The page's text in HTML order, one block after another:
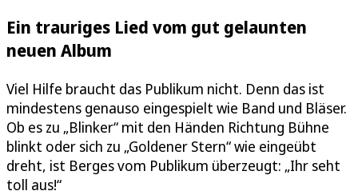
Ein trauriges Lied vom gut gelaunten
neuen Album
Viel Hilfe braucht das Publikum nicht. Denn das ist
mindestens genauso eingespielt wie Band und Bläser.
Ob es zu „Blinker“ mit den Händen Richtung Bühne
blinkt oder sich zu „Goldener Stern“ wie eingeübt
dreht, ist Berges vom Publikum überzeugt: „Ihr seht
toll aus!“